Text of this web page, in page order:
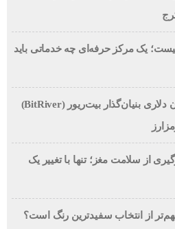
یک مرکز حرفه‌ای چه خدماتی باید
اتهام کلاهبرداری ۱۲.۵ میلیون دلاری بنیان‌گذار بیت‌ریور (BitRiver)
از سلامت مغز؛ تنها با تغییر یک
از انتخاب سفیدترین رنگ است؟